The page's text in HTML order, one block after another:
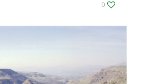
0